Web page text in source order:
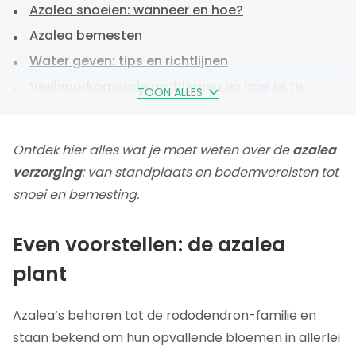
TOON ALLES
Azalea snoeien: wanneer en hoe?
Azalea bemesten
Water geven: tips en richtlijnen
Veelvoorkomende problemen en hoe ze te
Azalea planten kopen: waar op te letten
Veelgestelde vragen over azalea verzorging
Ontdek hier alles wat je moet weten over deazalea
verzorging: van standplaats en bodemvereisten tot
snoei en bemesting.
Even voorstellen: de azalea
plant
Azalea’s behoren tot de rododendron-familie en
staan bekend om hun opvallende bloemen in allerlei